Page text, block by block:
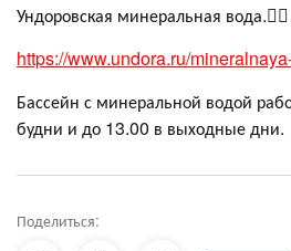
Ундоровская минеральная вода.👇🏻
https://www.undora.ru/
Бассейн с минеральной водой
будни и до 13.00 в выходные дни.
Поделиться: